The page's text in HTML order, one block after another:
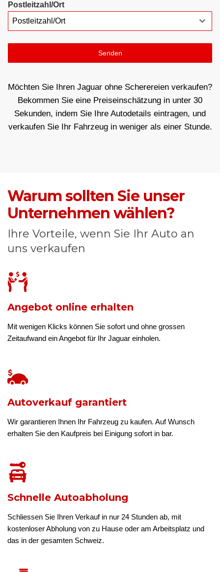
Postleitzahl/Ort
Postleitzahl/Ort
Senden
Möchten Sie Ihren Jaguar ohne Scherereien verkaufen?
Bekommen Sie eine Preiseinschätzung in unter 30
Sekunden, indem Sie Ihre Autodetails eintragen, und
verkaufen Sie Ihr Fahrzeug in weniger als einer Stunde.
Warum sollten Sie unser
Unternehmen wählen?
Ihre Vorteile, wenn Sie Ihr Auto an
uns verkaufen
Angebot online erhalten
Mit wenigen Klicks können Sie sofort und ohne grossen
Zeitaufwand ein Angebot für Ihr Jaguar einholen.
Autoverkauf garantiert
Wir garantieren Ihnen Ihr Fahrzeug zu kaufen. Auf Wunsch
erhalten Sie den Kaufpreis bei Einigung sofort in bar.
Schnelle Autoabholung
Schliessen Sie Ihren Verkauf in nur 24 Stunden ab, mit
kostenloser Abholung von zu Hause oder am Arbeitsplatz und
das in der gesamten Schweiz.